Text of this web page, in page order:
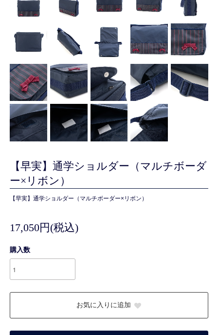
【早実】通学ショルダー（マルチボーダ
ー×リボン）
【早実】通学ショルダー（マルチボーダー×リボン）
17,050円(税込)
購入数
お気に入りに追加